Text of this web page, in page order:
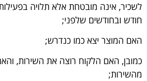
לשכיר, אינה מובטחת אלא תלויה
חודש ובחודשים שלפני;
האם המוצר יצא כמו כנדרש;
כמובן, האם הלקוח רוצה את השירות,
מהשירות;